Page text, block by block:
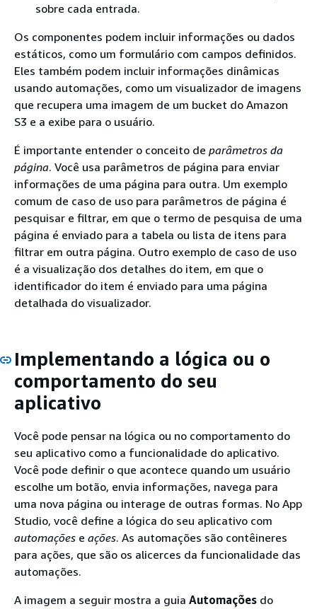
sobre cada entrada.
Os componentes podem incluir informações ou dados
estáticos, como um formulário com campos definidos.
Eles também podem incluir informações dinâmicas
usando automações, como um visualizador de imagens
que recupera uma imagem de um bucket do Amazon
S3 e a exibe para o usuário.
É importante entender o conceito de parâmetros da
página. Você usa parâmetros de página para enviar
informações de uma página para outra. Um exemplo
comum de caso de uso para parâmetros de página é
pesquisar e filtrar, em que o termo de pesquisa de uma
página é enviado para a tabela ou lista de itens para
filtrar em outra página. Outro exemplo de caso de uso
é a visualização dos detalhes do item, em que o
identificador do item é enviado para uma página
detalhada do visualizador.
Implementando a lógica ou o
comportamento do seu
aplicativo
Você pode pensar na lógica ou no comportamento do
seu aplicativo como a funcionalidade do aplicativo.
Você pode definir o que acontece quando um usuário
escolhe um botão, envia informações, navega para
uma nova página ou interage de outras formas. No App
Studio, você define a lógica do seu aplicativo com
automações e ações. As automações são contêineres
para ações, que são os alicerces da funcionalidade das
automações.
A imagem a seguir mostra a guia Automações do